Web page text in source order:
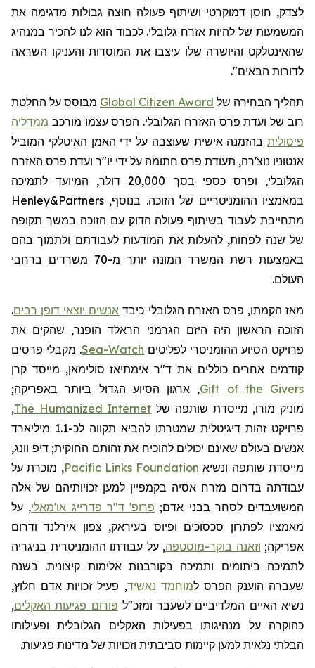
לצדק, חוסן דמוקרטי ושיתוף פעולה חוצה גבולות מדגימה את
המשמעות של להיות אזרח גלובלי. לכבוד הוא לנו להכיר במנהיג
שהאינטלקט והיושרה שלו עיצבו את המוסדות והעניקו השראה
לדורות הבאים".
תהליך הבחירה של Global Citizen Award מבוסס על החלטת
רוב של ועדת פרס האזרח הגלובלי. הפרס עצמו מורכב ממדליה
פיסולית בהזמנה אישית שעוצבה על ידי האמן האיטלקי המוביל
אנטוניו נוצ'רה, תעודת פרס חתומה על ידי יו"ר ועדת פרס האזרח
הגלובלי, ופרס כספי בסך 20,000 דולר, המיועד לתמיכה
במאמציו ההומניטריים של הזוכה. בנוסף, Henley&Partners
מתחייבת לעבוד בשיתוף פעולה הדוק עם הזוכה במשך תקופה
של שנה לפחות, להעלות את המודעות לעבודתם ולתמוך בהם
באמצעות רשת המשרד המונה יותר מ-70 משרדים ברחבי
העולם.
מאז הקמתו, פרס האזרח הגלובלי כיבד אנשים יוצאי דופן רבים.
הזוכה הראשון היה היזם הגרמני הראלד הופנר, שהקים את
פרויקט הסיוע ההומניטרי לפליטים Sea-Watch. מקבלי פרסים
קודמים אחרים כוללים את ד"ר אימתיאזסולימאן, מייסד קרן
Gift of the Givers, ארגון הסיוע הגדול ביותר באפריקה;
מוניק מורו, מייסדת שותפה של The Humanized Internet
,
פרויקט זהות דיגיטלית שמטרתו להביא תקווה לכ-1.1 מיליארד
אנשים בעולם שאינם יכולים להוכיח את זהותם החוקית; דיפ וונג,
מייסדת שותפה ונשיא Pacific Links Foundation, מוכרת על
עבודתה בדרום מזרח אסיה בקמפיין למען זכויותיהם של אלה
המשועבדים לסחר בבני אדם; פרופ' ד"ר פדרייג או'מאלי, על
מאמציו לפתרון סכסוכים ופיוס בעיראק, צפון אירלנד ודרום
אפריקה; וזאנה בוקר-מוסטפה, על עבודתו ההומניטרית בניגריה
לתמיכה ביתומים ותמיכה בקורבנות אלימות קיצונית. בשנה
שעברה הוענק הפרס למוחמד נאשיד, פעיל זכויות אדם חלוץ,
נשיא האיים המלדיביים לשעבר ומזכ"ל פורום פגיעות האקלים,
כהוקרה על מנהיגותו בפעילות האקלים הגלובלית ופעילותו
הבלתי נלאית למען קיימות סביבתית וזכויות של מדינות פגיעות.